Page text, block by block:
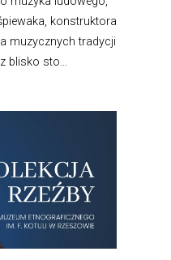
konstruktora
muzycznych tradycji
blisko sto...